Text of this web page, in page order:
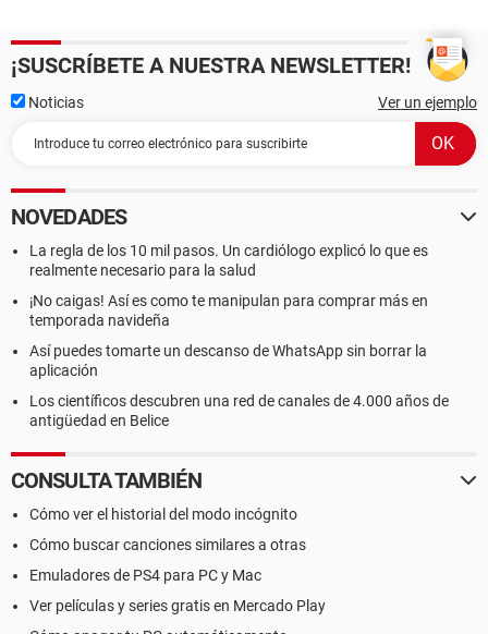
¡SUSCRÍBETE A NUESTRA NEWSLETTER!
Noticias Ver un ejemplo
NOVEDADES
La regla de los 10 mil pasos. Un cardiólogo explicó lo que es
realmente necesario para la salud
¡No caigas! Así es como te manipulan para comprar más en
temporada navideña
Así puedes tomarte un descanso de WhatsApp sin borrar la
aplicación
Los científicos descubren una red de canales de 4.000 años de
antigüedad en Belice
CONSULTA TAMBIÉN
Cómo ver el historial del modo incógnito
Cómo buscar canciones similares a otras
Emuladores de PS4 para PC y Mac
Ver películas y series gratis en Mercado Play